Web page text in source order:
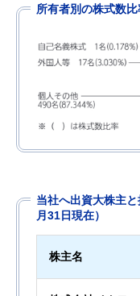
所有者別の株式数
当社へ出資大株主
月31日現在）
株主名